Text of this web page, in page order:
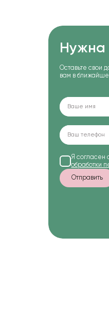
Нужна
Оставьте свои
вам в
Я согласен
обработки
Отправить